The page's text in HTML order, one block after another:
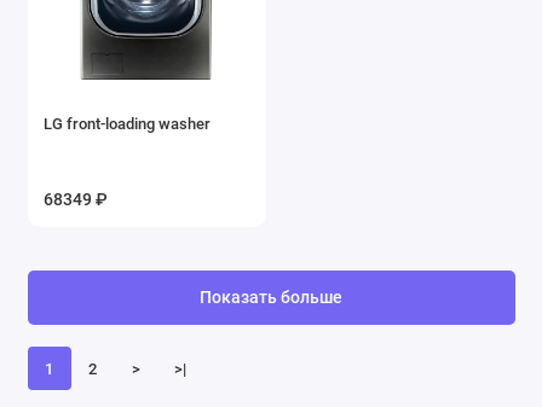
LG front-loading washer
68349 ₽
1 2 > >|
Показать больше